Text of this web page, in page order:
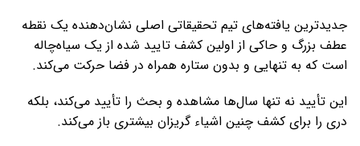
جدیدترین یافته‌های تیم تحقیقاتی اصلی نشان‌دهنده یک نقطه
عطف بزرگ و حاکی از اولین کشف تایید شده از یک سیاه‌چاله
است که به تنهایی و بدون ستاره همراه در فضا حرکت می‌کند.
این تأیید نه تنها سال‌ها مشاهده و بحث را تأیید می‌کند، بلکه
دری را برای کشف چنین اشیاء گریزان بیشتری باز می‌کند.